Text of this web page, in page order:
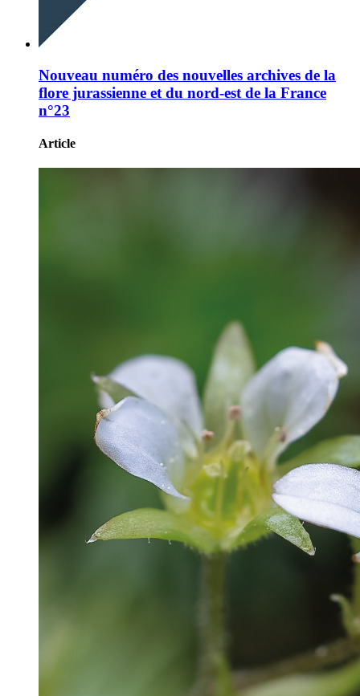
Nouveau numéro des nouvelles archives de la
flore jurassienne et du nord-est de la France
n°23
Article